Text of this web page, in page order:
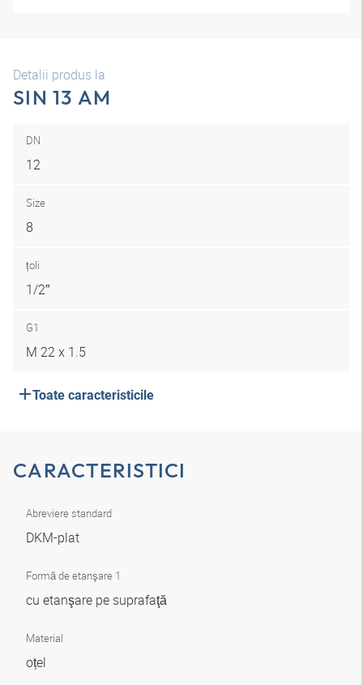
Detalii produs la
SIN 13 AM
DN
12
Size
8
țoli
1/2″
G1
M 22 x 1.5
Toate caracteristicile
CARACTERISTICI
Abreviere standard
DKM-plat
Formă de etanşare 1
cu etanşare pe suprafaţă
Material
oțel